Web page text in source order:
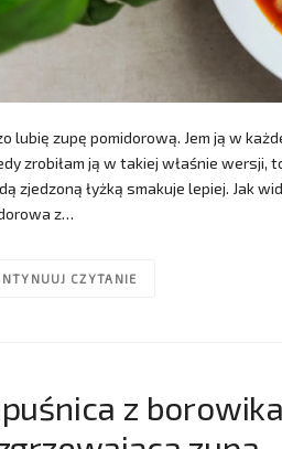
lubię zupę pomidorową. Jem ją w
zrobiłam ją w takiej właśnie wersji,
zjedzoną łyżką smakuje lepiej. Jak
z…
CZYTANIE
z